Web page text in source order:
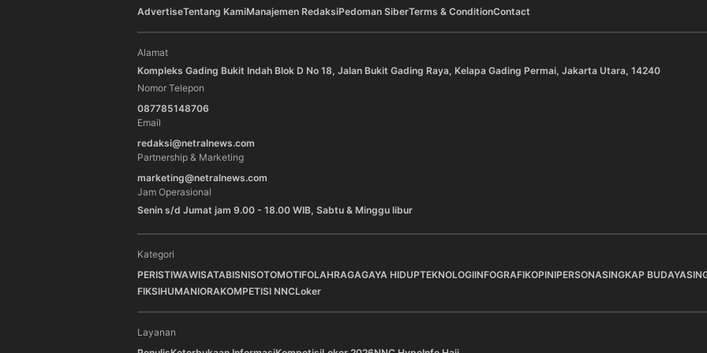
AdvertiseTentang KamiManajemen RedaksiPedoman SiberTerms & ConditionContact
Alamat
Kompleks Gading Bukit Indah Blok D No 18, Jalan Bukit Gading Raya, Kelapa Gading Permai, Jakarta Utara, 14240
Nomor Telepon
087785148706
Email
redaksi@netralnews.com
Partnership & Marketing
marketing@netralnews.com
Jam Operasional
Senin s/d Jumat jam 9.00 - 18.00 WIB, Sabtu & Minggu libur
Kategori
PERISTIWAWISATABISNISOTOMOTIFOLAHRAGAGAYA HIDUPTEKNOLOGIINFOGRAFIKOPINIPERSONASINGKAP BUDAYA
FIKSIHUMANIORAKOMPETISI NNCLoker
Layanan